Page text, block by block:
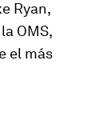
Ryan,
OMS,
el más